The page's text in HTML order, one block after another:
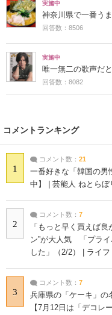
実施中
神奈川県で一番う
回答数：8506
実施中
唯一無二の歌声だ
回答数：8082
コメントランキング
1
コメント数： 21
一番好きな「韓国の男
中】 | 芸能人 ねとらぼ
2
コメント数： 7
「もっと早く買えば
ン”が大人気 「プライ
した」（2/2） | ライ
3
コメント数： 7
兵庫県の「ケーキ」
【7月12日は「デコレ